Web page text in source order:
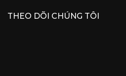
THEO DÕI CHÚNG TÔI